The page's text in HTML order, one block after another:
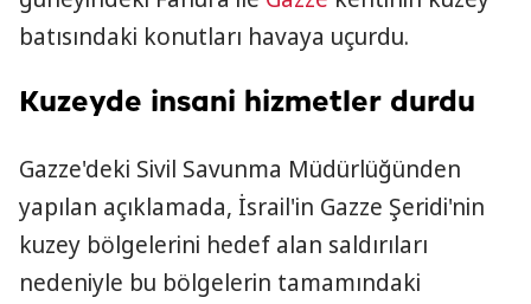
batısındaki konutları havaya uçurdu.
Kuzeyde insani hizmetler durdu
Gazze'deki Sivil Savunma Müdürlüğünden
yapılan açıklamada, İsrail'in Gazze Şeridi'nin
kuzey bölgelerini hedef alan saldırıları
nedeniyle bu bölgelerin tamamındaki